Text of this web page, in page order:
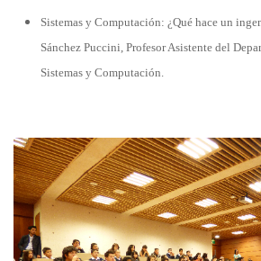
Sistemas y Computación: ¿Qué hace un
Sánchez Puccini, Profesor Asistente del
Sistemas y Computación.